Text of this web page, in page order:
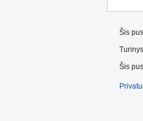
Šis
Šis